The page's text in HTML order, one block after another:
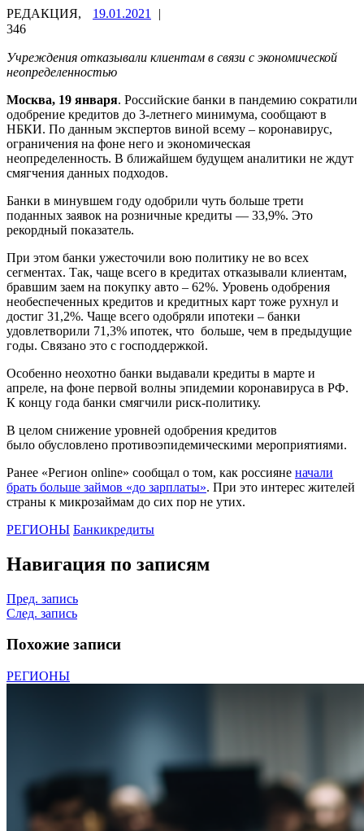
РЕДАКЦИЯ, 19.01.2021
|
346
Учреждения отказывали клиентам в связи с экономической
неопределенностью
Москва, 19 января. Российские банки в пандемию сократили
одобрение кредитов до 3-летнего минимума, сообщают в
НБКИ. По данным экспертов виной всему – коронавирус,
ограничения на фоне него и экономическая
неопределенность. В ближайшем будущем аналитики не ждут
смягчения данных подходов.
Банки в минувшем году одобрили чуть больше трети
поданных заявок на розничные кредиты — 33,9%. Это
рекордный показатель.
При этом банки ужесточили вою политику не во всех
сегментах. Так, чаще всего в кредитах отказывали клиентам,
бравшим заем на покупку авто – 62%. Уровень одобрения
необеспеченных кредитов и кредитных карт тоже рухнул и
достиг 31,2%. Чаще всего одобряли ипотеки – банки
удовлетворили 71,3% ипотек, что больше, чем в предыдущие
годы. Связано это с господдержкой.
Особенно неохотно банки выдавали кредиты в марте и
апреле, на фоне первой волны эпидемии коронавируса в РФ.
К концу года банки смягчили риск-политику.
В целом снижение уровней одобрения кредитов
было обусловлено противоэпидемическими мероприятиями.
Ранее «Регион online» сообщал о том, как россияне начали
брать больше займов «до зарплаты». При это интерес жителей
страны к микрозаймам до сих пор не утих.
РЕГИОНЫ Банкикредиты
Навигация по записям
Пред. запись
След. запись
Похожие записи
РЕГИОНЫ